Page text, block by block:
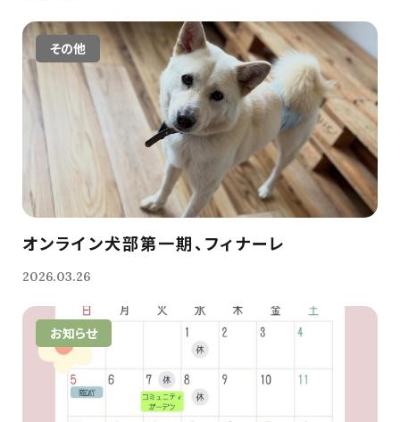
その他
オンライン犬部第一期、フィナーレ
2026.03.26
お知らせ